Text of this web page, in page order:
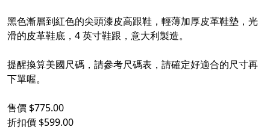
黑色漸層到紅色的尖頭漆皮高跟鞋，輕薄加厚皮革鞋墊，光
滑的皮革鞋底，4 英寸鞋跟，意大利製造。
提醒換算美國尺碼，請參考尺碼表，請確定好適合的尺寸再
下單喔。
售價 $775.00
折扣價 $599.00